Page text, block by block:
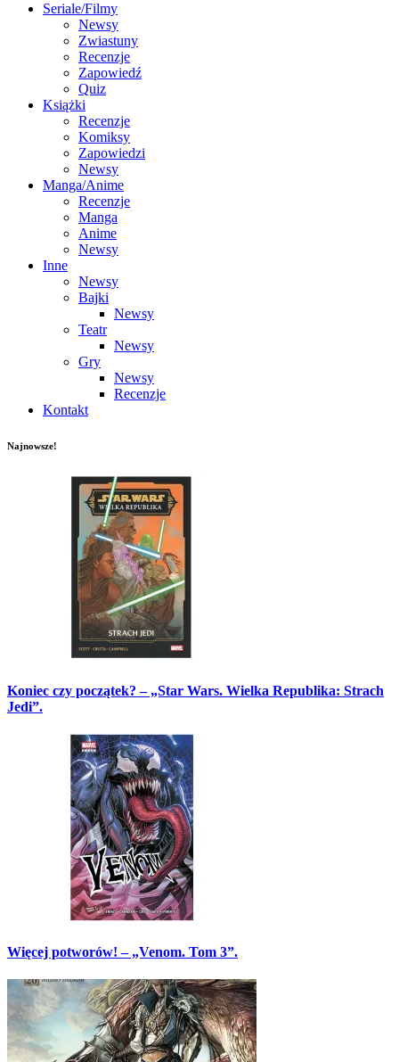
Seriale/Filmy
Newsy
Zwiastuny
Recenzje
Zapowiedź
Quiz
Książki
Recenzje
Komiksy
Zapowiedzi
Newsy
Manga/Anime
Recenzje
Manga
Anime
Newsy
Inne
Newsy
Bajki
Newsy
Teatr
Newsy
Gry
Newsy
Recenzje
Kontakt
Najnowsze!
Koniec czy początek? – „Star Wars. Wielka Republika: Strach
Jedi”.
Więcej potworów! – „Venom. Tom 3”.